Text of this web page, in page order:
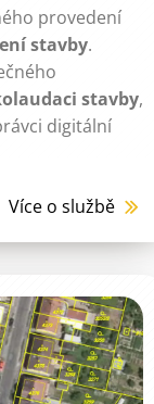
provedení
stavby.
stavby,
digitální
Více o službě